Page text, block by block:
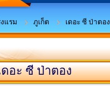
แรม ภูเก็ต เดอะ ซี ป่าตอง
ดอะ ซี ป่าตอง